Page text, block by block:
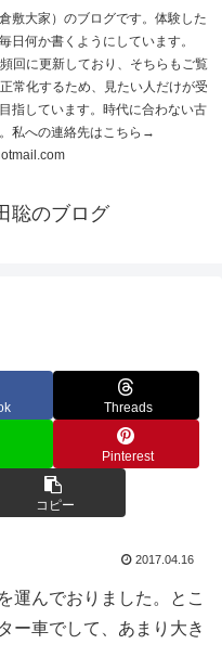
敷大家）のブログです。体験した
日何か書くようにしています。
回に更新しており、そちらもご覧
常化するため、見たい人だけが受
指しています。時代に合わない古
。私への連絡先はこちら→
聡のブログ
Threads
Pinterest
コピー
2017.04.16
運んでおりました。とこ
ー車でして、あまり大き